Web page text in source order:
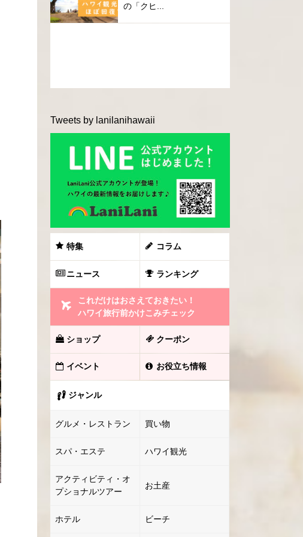
の「クヒ...
Tweets by lanilanihawaii
特集 コラム
ニュース ランキング
これだけはおさえておきたい！
ハワイ旅行前かけこみチェック
ショップ クーポン
イベント お役立ち情報
ジャンル
グルメ・レストラン 買い物
スパ・エステ ハワイ観光
アクティビティ・オ
プショナルツアー
お土産
ホテル ビーチ